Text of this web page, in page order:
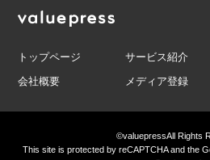
トップページ サービス紹介
会社概要
メディア登録
©valuepressAll Rights
This site is protected by reCAPTCHA and the